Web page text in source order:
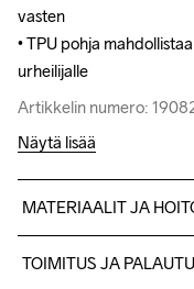
vasten
• TPU pohja
urheilijalle
Artikkelin numero:
vasten
• TPU pohja
urheilijalle
Artikkelin numero:
Näytä lisää
MATERIAALIT JA
välipohja: 100% EVA.
TOIMITUS JA